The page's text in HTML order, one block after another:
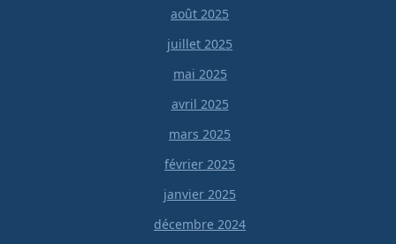
août 2025
juillet 2025
mai 2025
avril 2025
mars 2025
février 2025
janvier 2025
décembre 2024